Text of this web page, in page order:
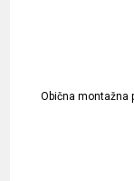
Obična montažna